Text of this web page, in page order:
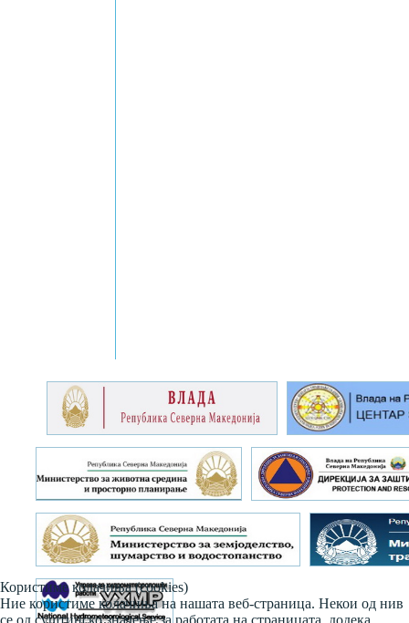
Користиме колачиња (cookies)
Ние користиме колачиња на нашата веб-страница. Некои од нив
се од суштинско значење за работата на страницата, додека